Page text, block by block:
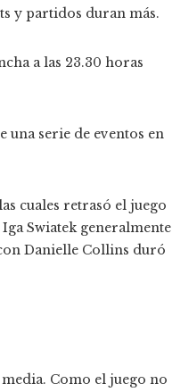
y partidos duran más.
a las 23.30 horas
una serie de eventos en
cuales retrasó el juego
Swiatek generalmente
Danielle Collins duró
Como el juego no